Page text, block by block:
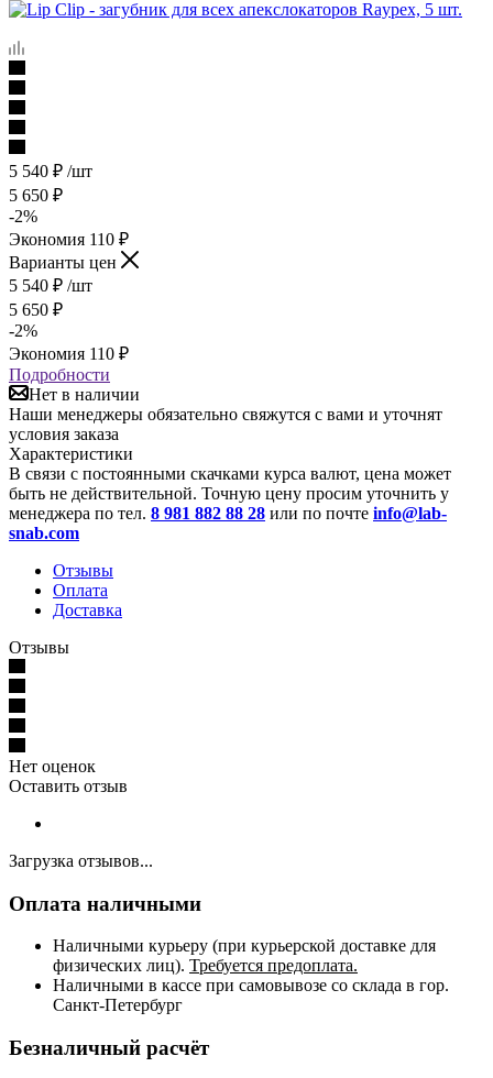
5 540 ₽ /шт
5 650 ₽
-2%
Экономия 110 ₽
Варианты цен
5 540 ₽ /шт
5 650 ₽
-2%
Экономия 110 ₽
Подробности
Нет в наличии
Наши менеджеры обязательно свяжутся с вами и уточнят
условия заказа
Характеристики
В связи с постоянными скачками курса валют, цена может
быть не действительной. Точную цену просим уточнить у
менеджера по тел. 8 981 882 88 28 или по почте info@lab-
snab.com
Отзывы
Оплата
Доставка
Отзывы
Нет оценок
Оставить отзыв
Загрузка отзывов...
Оплата наличными
Наличными курьеру (при курьерской доставке для
физических лиц). Требуется предоплата.
Наличными в кассе при самовывозе со склада в гор.
Санкт-Петербург
Безналичный расчёт